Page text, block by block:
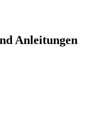
Anleitungen